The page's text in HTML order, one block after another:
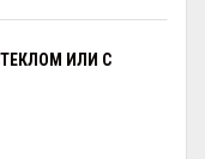
ИЛИ С